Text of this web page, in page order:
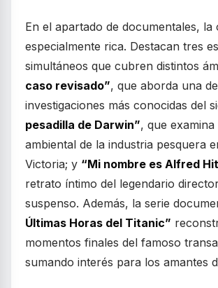
En el apartado de documentales, la
especialmente rica. Destacan tres
simultáneos que cubren distintos
caso revisado”, que aborda una
investigaciones más conocidas del
pesadilla de Darwin”, que
ambiental de la industria pesquera
Victoria; y “Mi nombre es Alfred
retrato íntimo del legendario
suspenso. Además, la serie
Últimas Horas del Titanic”
momentos finales del famoso
sumando interés para los amantes